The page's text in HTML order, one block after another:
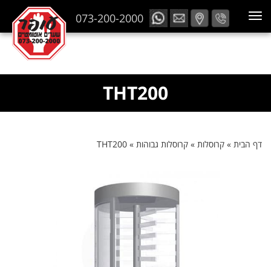
073-200-2000
THT200
דף הבית » קרוסלות » קרוסלות גבוהות »
THT200